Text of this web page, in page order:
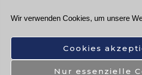
Wir verwenden Cookies, um unsere
Cookies
Nur essenzielle
Kontakt
Cookie-Richtlinie
© 2026 Fotos, Reisen und mehr....
Beiträge auf diesen Seiten sind